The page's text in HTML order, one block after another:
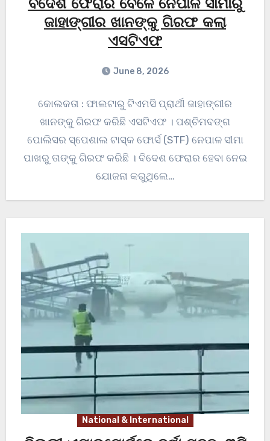
ବିଦେଶ ଫେରାର ବେଳେ ନେପାଳ ସୀମାରୁ
ଜାହାଙ୍ଗୀର ଖାନଙ୍କୁ ଗିରଫ କଲା
ଏସଟିଏଫ
June 8, 2026
କୋଲକତା : ଫାଲଟାରୁ ଟିଏମସି ପ୍ରାର୍ଥୀ ଜାହାଙ୍ଗୀର
ଖାନଙ୍କୁ ଗିରଫ କରିଛି ଏସଟିଏଫ । ପଶ୍ଚିମବଙ୍ଗ
ପୋଲିସର ସ୍ପେଶାଲ ଟାସ୍କ ଫୋର୍ସ (STF) ନେପାଳ ସୀମା
ପାଖରୁ ତାଙ୍କୁ ଗିରଫ କରିଛି । ବିଦେଶ ଫେରାର ହେବା ନେଇ
ଯୋଜନା କରୁଥିଲେ…
National & International